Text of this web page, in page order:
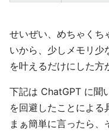
せいぜい、めちゃくち
いから、少しメモリ少
を叶えるだけにした方
下記は ChatGPT に聞
を回避したことによる
まぁ簡単に言ったら